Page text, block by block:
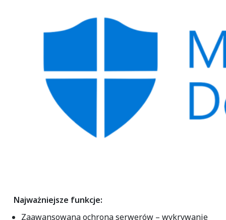
Najważniejsze funkcje:
Zaawansowana ochrona serwerów– wykrywanie